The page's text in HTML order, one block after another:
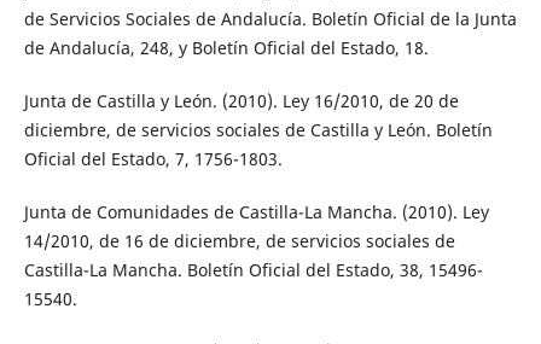
de Servicios Sociales de Andalucía. Boletín Oficial de la Junta
de Andalucía, 248, y Boletín Oficial del Estado, 18.
Junta de Castilla y León. (2010). Ley 16/2010, de 20 de
diciembre, de servicios sociales de Castilla y León. Boletín
Oficial del Estado, 7, 1756-1803.
Junta de Comunidades de Castilla-La Mancha. (2010). Ley
14/2010, de 16 de diciembre, de servicios sociales de
Castilla-La Mancha. Boletín Oficial del Estado, 38, 15496-
15540.